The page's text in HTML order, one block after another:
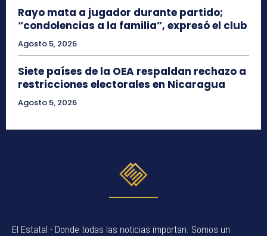
Rayo mata a jugador durante partido;
“condolencias a la familia”, expresó el club
Agosto 5, 2026
Siete países de la OEA respaldan rechazo a
restricciones electorales en Nicaragua
Agosto 5, 2026
El Estatal - Donde todas las noticias importan. Somos un